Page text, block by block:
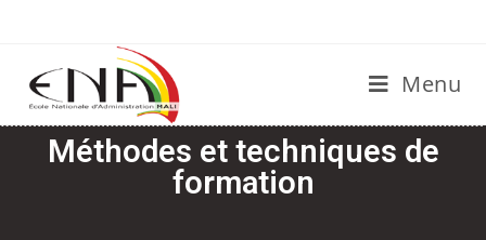
Menu
Méthodes et techniques de
formation